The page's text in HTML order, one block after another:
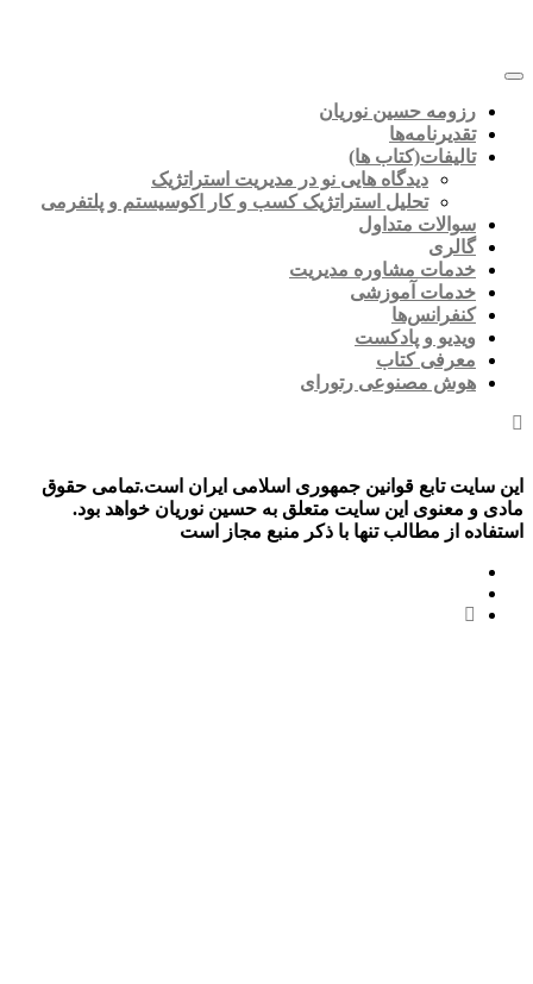
حسین نوریان
ها)
دیدگاه هایی نو در مدیریت استراتژیک
تحلیل استراتژیک کسب و کار اکوسیستم و پلتفرمی
متداول
مشاوره مدیریت
آموزشی
و پادکست
کتاب
مصنوعی رتورای
تابع قوانین جمهوری اسلامی ایران است.تمامی حقوق
این سایت متعلق به حسین نوریان خواهد بود.
از مطالب تنها با ذکر منبع مجاز است